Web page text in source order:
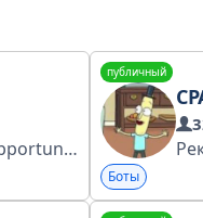
This bot lists career opportunities at Telegram and accepts candidates' applications. Available at telegram.org/jobs
публичный
Боты